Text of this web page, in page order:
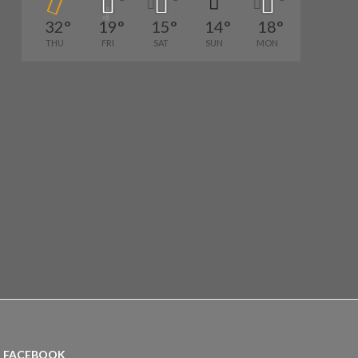
32°
THU
19°
FRI
15°
SAT
14°
SUN
18°
MON
FACEBOOK